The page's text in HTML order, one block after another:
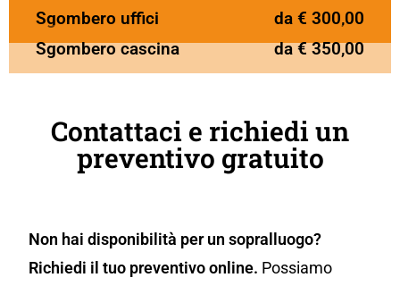
Sgombero uffici
da € 300,00
Sgombero cascina
da € 350,00
Contattaci e richiedi un
preventivo gratuito
Non hai disponibilità per un sopralluogo?
Richiedi il tuo preventivo online. Possiamo